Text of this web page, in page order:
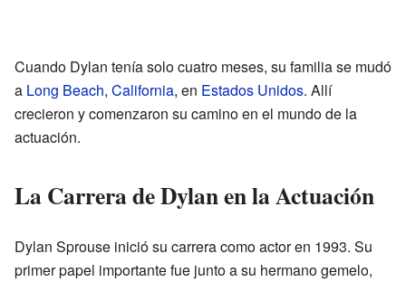
Cuando Dylan tenía solo cuatro meses, su familia se mudó
a Long Beach, California, en Estados Unidos. Allí
crecieron y comenzaron su camino en el mundo de la
actuación.
La Carrera de Dylan en la Actuación
Dylan Sprouse inició su carrera como actor en 1993. Su
primer papel importante fue junto a su hermano gemelo,